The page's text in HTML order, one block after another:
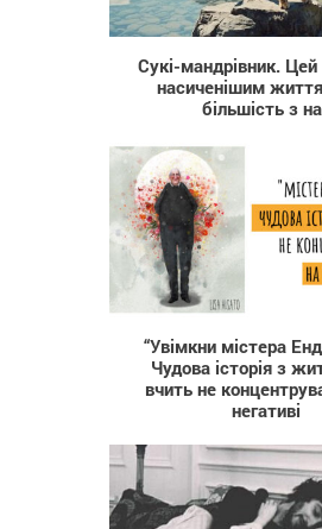
Сукі-мандрівник.
насиченішим
більшість з
“Увімкни містера
Чудова історія з
вчить не
негативі